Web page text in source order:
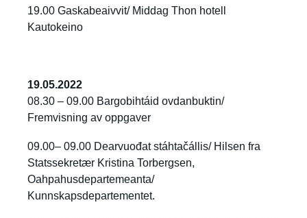
19.00 Gaskabeaivvit/ Middag Thon hotell
Kautokeino
19.05.2022
08.30 – 09.00 Bargobihtáid ovdanbuktin/
Fremvisning av oppgaver
09.00– 09.00 Dearvuođat stáhtačállis/ Hilsen fra
Statssekretær Kristina Torbergsen,
Oahpahusdepartemeanta/
Kunnskapsdepartementet.